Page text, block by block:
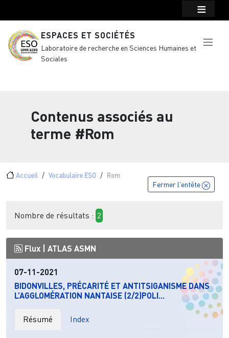
ESPACES ET SOCIÉTÉS
Laboratoire de recherche en Sciences Humaines et
Sociales
Contenus associés au
terme #Rom
Fil d'Ariane
Accueil Vocabulaire ESO Rom
Fermer l'entête
Nombre de résultats : 2
Flux | ATLAS ASMN
07-11-2021
BIDONVILLES, PRÉCARITÉ ET ANTITSIGANISME DANS
L’AGGLOMÉRATION NANTAISE (2/2)POLI...
Résumé Index